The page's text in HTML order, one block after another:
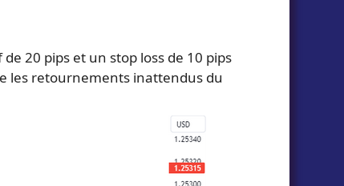
20 pips et un stop loss de 10 pips
les retournements inattendus du